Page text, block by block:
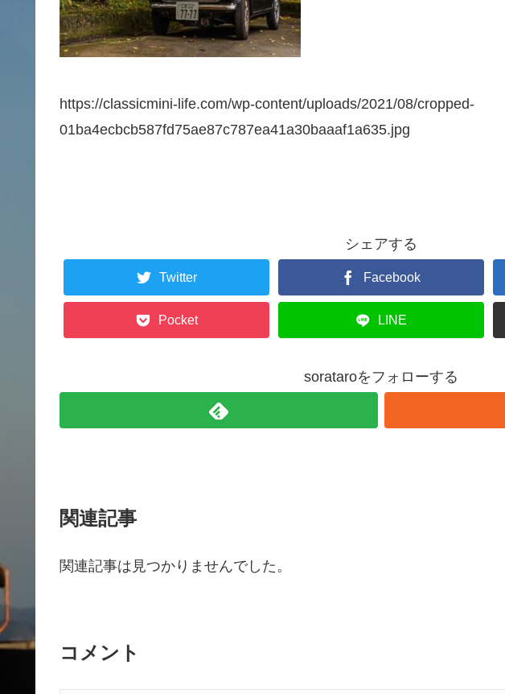
https://classicmini-life.com/wp-content/uploads/2021/08/cropped-
01ba4ecbcb587fd75ae87c787ea41a30baaaf1a635.jpg
シェアする
Twitter Facebook
Pocket LINE
sorataroをフォローする
関連記事
関連記事は見つかりませんでした。
コメント